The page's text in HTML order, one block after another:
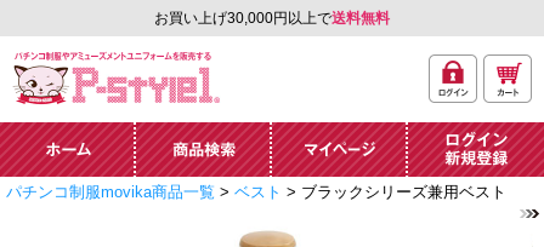
お買い上げ30,000円以上で送料無料
ーズメントユニフォー
ム通販「P-style 1」.
イン
ト
ホーム 商品検索 マイページ
ログイン・新規
パチンコ制服movika商品一覧 > ベスト > ブラックシリーズ兼用ベスト